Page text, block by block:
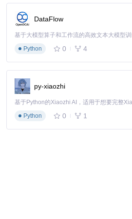
{
次），并实现缓存机制减少重复解析。
DataFlow
基于大模型算子和工作流的高效文本大模型
Python
0 4
py-xiaozhi
Python
0 1